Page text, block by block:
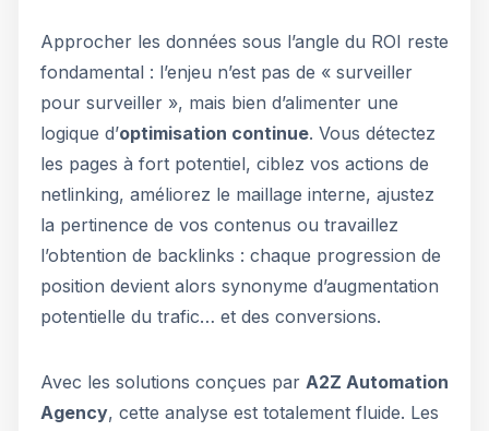
Approcher les données sous l’angle du ROI reste
fondamental : l’enjeu n’est pas de « surveiller
pour surveiller », mais bien d’alimenter une
logique d’optimisation continue. Vous détectez
les pages à fort potentiel, ciblez vos actions de
netlinking, améliorez le maillage interne, ajustez
la pertinence de vos contenus ou travaillez
l’obtention de backlinks : chaque progression de
position devient alors synonyme d’augmentation
potentielle du trafic… et des conversions.
Avec les solutions conçues par A2Z Automation
Agency, cette analyse est totalement fluide. Les